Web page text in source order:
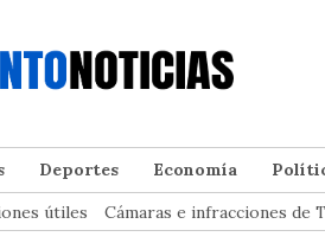
Deportes Economía
útiles Cámaras e infracciones de